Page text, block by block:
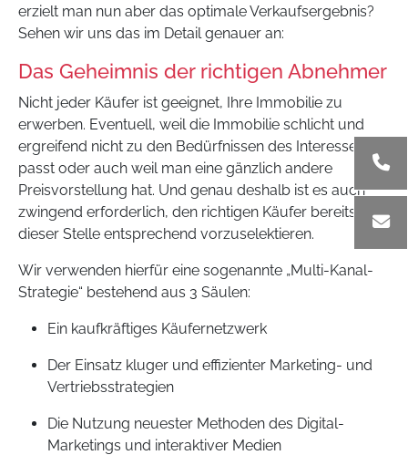
erzielt man nun aber das optimale Verkaufsergebnis?
Sehen wir uns das im Detail genauer an:
Das Geheimnis der richtigen Abnehmer
Nicht jeder Käufer ist geeignet, Ihre Immobilie zu
erwerben. Eventuell, weil die Immobilie schlicht und
ergreifend nicht zu den Bedürfnissen des Interessenten
passt oder auch weil man eine gänzlich andere
Preisvorstellung hat. Und genau deshalb ist es auch
zwingend erforderlich, den richtigen Käufer bereits an
dieser Stelle entsprechend vorzuselektieren.
Wir verwenden hierfür eine sogenannte „Multi-Kanal-
Strategie“ bestehend aus 3 Säulen:
Ein kaufkräftiges Käufernetzwerk
Der Einsatz kluger und effizienter Marketing- und
Vertriebsstrategien
Die Nutzung neuester Methoden des Digital-
Marketings und interaktiver Medien